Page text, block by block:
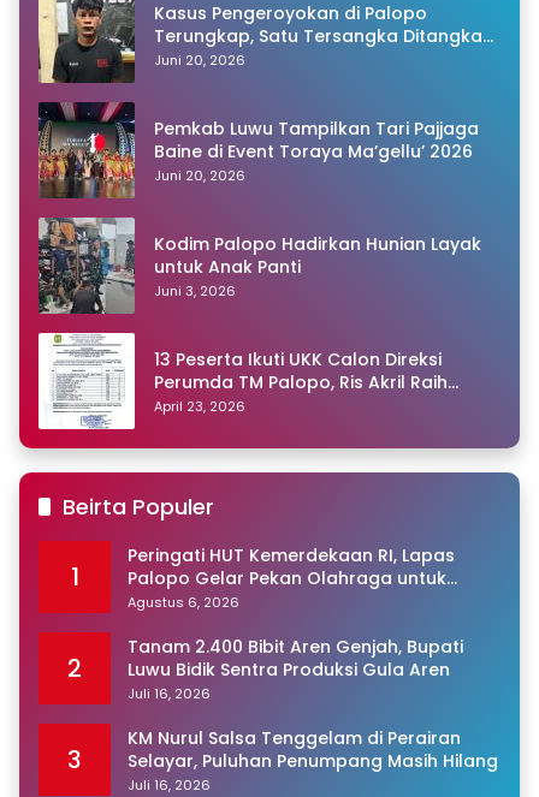
Kasus Pengeroyokan di Palopo
Terungkap, Satu Tersangka Ditangkap
Polisi
Juni 20, 2026
Pemkab Luwu Tampilkan Tari Pajjaga
Baine di Event Toraya Ma’gellu’ 2026
Juni 20, 2026
Kodim Palopo Hadirkan Hunian Layak
untuk Anak Panti
Juni 3, 2026
13 Peserta Ikuti UKK Calon Direksi
Perumda TM Palopo, Ris Akril Raih
Peringkat Pertama
April 23, 2026
Beirta Populer
1
Peringati HUT Kemerdekaan RI, Lapas
Palopo Gelar Pekan Olahraga untuk
Warga Binaan
Agustus 6, 2026
2
Tanam 2.400 Bibit Aren Genjah, Bupati
Luwu Bidik Sentra Produksi Gula Aren
Juli 16, 2026
3
KM Nurul Salsa Tenggelam di Perairan
Selayar, Puluhan Penumpang Masih Hilang
Juli 16, 2026